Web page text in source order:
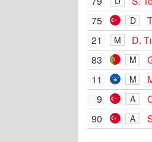
75
D
21 M
D.
83
M
11
M
9
A
90
A